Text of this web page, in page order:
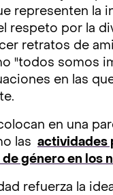
representen la
respeto por la
retratos de
"todos somos
en las
en una
las actividades
de género en los
refuerza la